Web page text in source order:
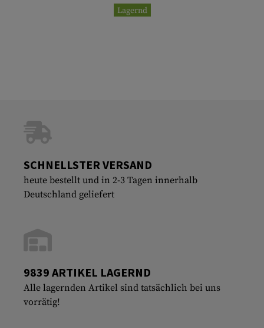
Lagernd
SCHNELLSTER VERSAND
heute bestellt und in 2-3 Tagen innerhalb
Deutschland geliefert
9839 ARTIKEL LAGERND
Alle lagernden Artikel sind tatsächlich bei uns
vorrätig!